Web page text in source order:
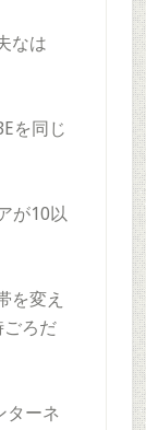
なは
を同じ
が10以
を変え
ごろだ
ーネ